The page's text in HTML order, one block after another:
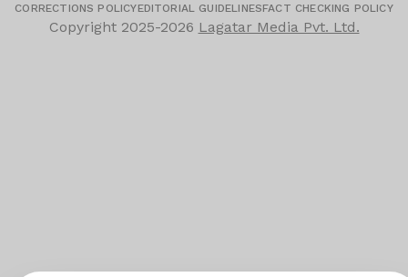
CORRECTIONS POLICYEDITORIAL GUIDELINESFACT CHECKING POLICY
Copyright 2025-2026 Lagatar Media Pvt. Ltd.